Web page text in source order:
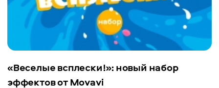
«Веселые всплески!»: новый набор
эффектов от Movavi